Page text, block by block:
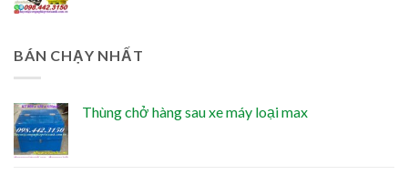
BÁN CHẠY NHẤT
Thùng chở hàng sau xe máy loại max